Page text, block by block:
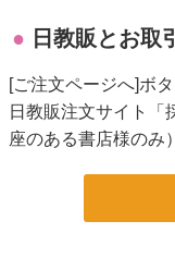
日教販とお取
[ご注文ページへ]ボ
日教販注文サイト「
座のある書店様のみ